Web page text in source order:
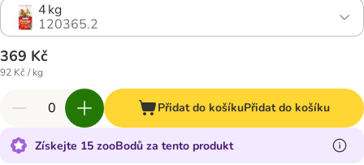
4 kg
120365.2
369 Kč
92 Kč / kg
Přidat do košíkuPřidat do košíku
Získejte 15 zooBodů za tento produkt